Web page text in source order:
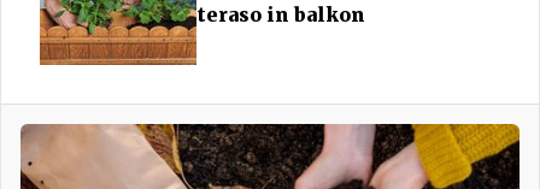
teraso in balkon